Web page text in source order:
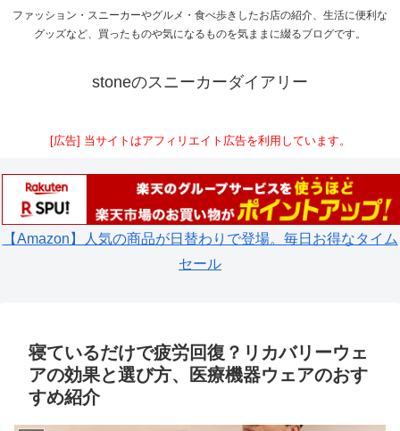
ファッション・スニーカーやグルメ・食べ歩きしたお店の紹介、生活に便利な
グッズなど、買ったものや気になるものを気ままに綴るブログです。
stoneのスニーカーダイアリー
[広告] 当サイトはアフィリエイト広告を利用しています。
【Amazon】人気の商品が日替わりで登場。毎日お得なタイム
セール
寝ているだけで疲労回復？リカバリーウェ
アの効果と選び方、医療機器ウェアのおす
すめ紹介